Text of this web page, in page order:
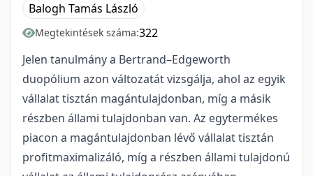
Balogh Tamás László
Megtekintések száma:322
Jelen tanulmány a Bertrand–Edgeworth
duopólium azon változatát vizsgálja, ahol az egyik
vállalat tisztán magántulajdonban, míg a másik
részben állami tulajdonban van. Az egytermékes
piacon a magántulajdonban lévő vállalat tisztán
profitmaximalizáló, míg a részben állami tulajdonú